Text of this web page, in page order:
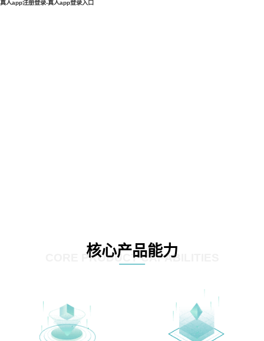
真人app注册登录-真人app登录入口
核心产品能力
CORE PRODUCT CAPABILITIES